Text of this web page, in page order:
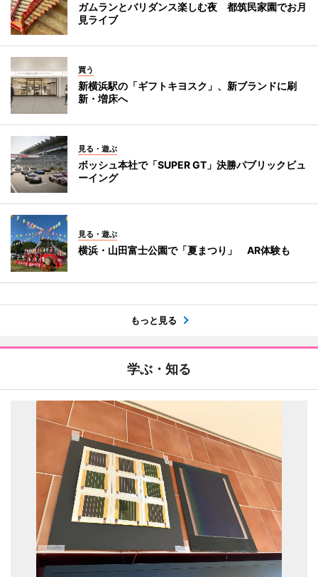
ガムランとバリダンス楽しむ夜 都筑民家園でお月
見ライブ
買う
新横浜駅の「ギフトキヨスク」、新ブランドに刷
新・増床へ
見る・遊ぶ
ボッシュ本社で「SUPER GT」決勝パブリックビュ
ーイング
見る・遊ぶ
横浜・山田富士公園で「夏まつり」 AR体験も
もっと見る
学ぶ・知る